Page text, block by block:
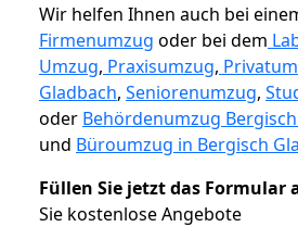
Wir helfen Ihnen auch bei
Firmenumzug oder bei dem
Umzug, Praxisumzug,
Gladbach, Seniorenumzug,
oder Behördenumzug
und Büroumzug in Bergisch
Füllen Sie jetzt das Formular
Sie kostenlose Angebote